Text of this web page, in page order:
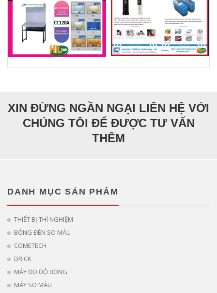
XIN ĐỪNG NGẦN NGẠI LIÊN HỆ VỚI
CHÚNG TÔI ĐỂ ĐƯỢC TƯ VẤN
THÊM
DANH MỤC SẢN PHẨM
THIẾT BỊ THÍ NGHIỆM
BÓNG ĐÈN SO MÀU
COMETECH
DRICK
MÁY ĐO ĐỘ BÓNG
MÁY SO MÀU